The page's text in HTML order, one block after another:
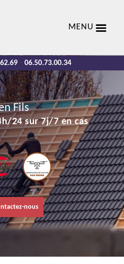
MENU
- 06.50.73.00.34
Fils
24 sur 7j/7 en cas
nous